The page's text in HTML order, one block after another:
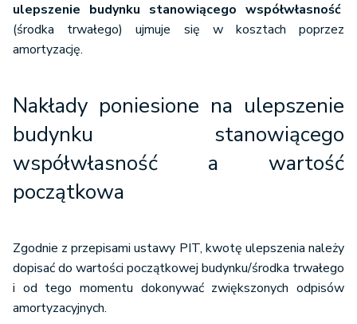
ulepszenie budynku stanowiącego współwłasność
(środka trwałego) ujmuje się w kosztach poprzez
amortyzację.
Nakłady poniesione na ulepszenie
budynku stanowiącego
współwłasność a wartość
początkowa
Zgodnie z przepisami ustawy PIT, kwotę ulepszenia należy
dopisać do wartości początkowej budynku/środka trwałego
i od tego momentu dokonywać zwiększonych odpisów
amortyzacyjnych.